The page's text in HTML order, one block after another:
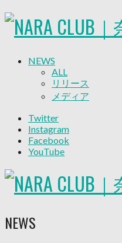
NEWS
ALL
リリース
メディア
グッズ
ファンコミュニ
普及・育成
コラム
その他
Twitter
Instagram
Facebook
YouTube
NEWS